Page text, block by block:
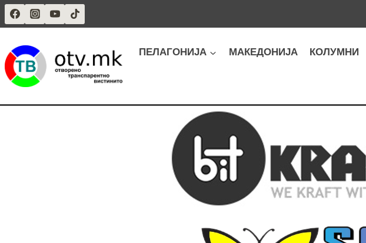
Skip
to
ПЕЛАГОНИЈА МАКЕДОНИЈА КОЛУМНИ